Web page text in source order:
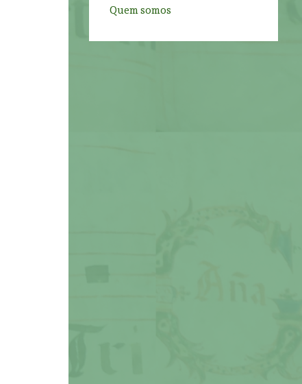
Quem somos